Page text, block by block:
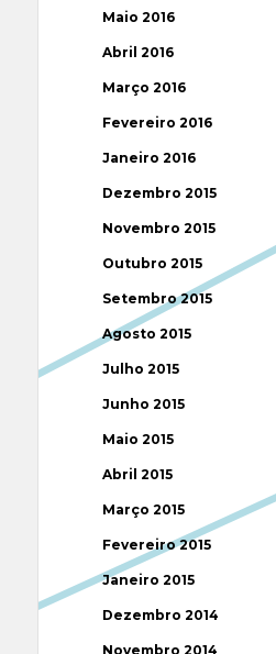
Maio 2016
Abril 2016
Março 2016
Fevereiro 2016
Janeiro 2016
Dezembro 2015
Novembro 2015
Outubro 2015
Setembro 2015
Agosto 2015
Julho 2015
Junho 2015
Maio 2015
Abril 2015
Março 2015
Fevereiro 2015
Janeiro 2015
Dezembro 2014
Novembro 2014